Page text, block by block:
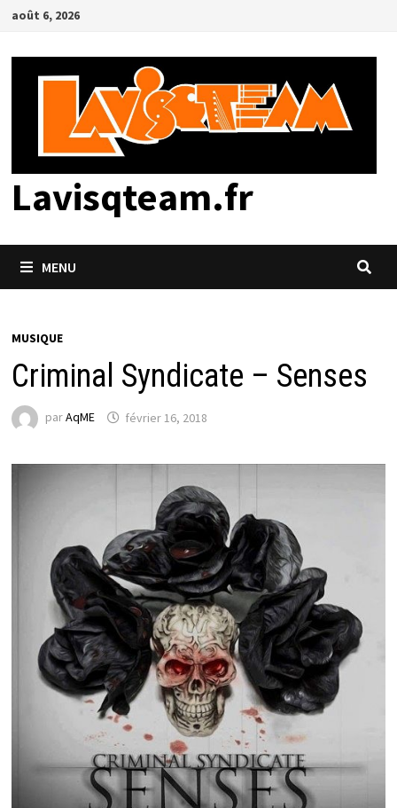
Passer
contenu
août 6, 2026
Lavisqteam.fr
MENU
MUSIQUE
Criminal Syndicate – Senses
parAqME février 16, 2018